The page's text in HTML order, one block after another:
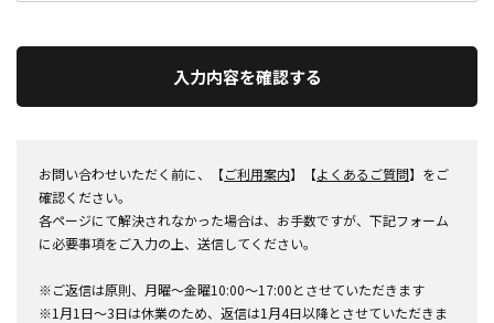
入力内容を確認する
お問い合わせいただく前に、【ご利用案内】【よくあるご質問】をご
確認ください。
各ページにて解決されなかった場合は、お手数ですが、下記フォーム
に必要事項をご入力の上、送信してください。
※ご返信は原則、月曜～金曜10:00～17:00とさせていただきます
※1月1日～3日は休業のため、返信は1月4日以降とさせていただきま